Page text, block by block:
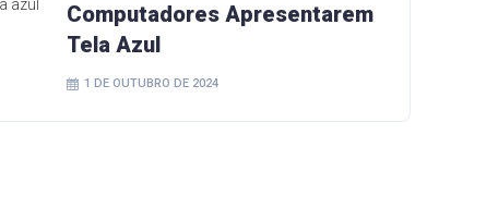
Computadores Apresentarem
Tela Azul
1 DE OUTUBRO DE 2024